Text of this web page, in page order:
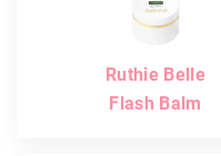
Ruthie Belle
Flash Balm